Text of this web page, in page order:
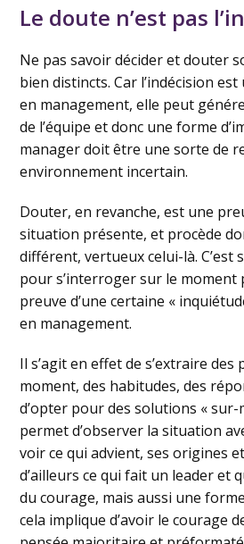
Le doute n’est pas
Ne pas savoir décider et douter
bien distincts. Car l’indécision
en management, elle peut
de l’équipe et donc une forme
manager doit être une sorte de
environnement incertain.
Douter, en revanche, est une
situation présente, et procède
différent, vertueux celui-là.
pour s’interroger sur le moment
preuve d’une certaine «
en management.
Il s’agit en effet de s’extraire
moment, des habitudes, des
d’opter pour des solutions « sur-
permet d’observer la situation
voir ce qui advient, ses origines
d’ailleurs ce qui fait un leader et
du courage, mais aussi une
cela implique d’avoir le courage